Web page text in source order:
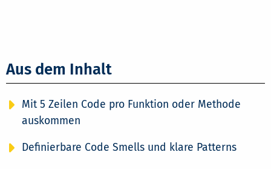
Aus dem Inhalt
Mit 5 Zeilen Code pro Funktion oder Methode
auskommen
Definierbare Code Smells und klare Patterns